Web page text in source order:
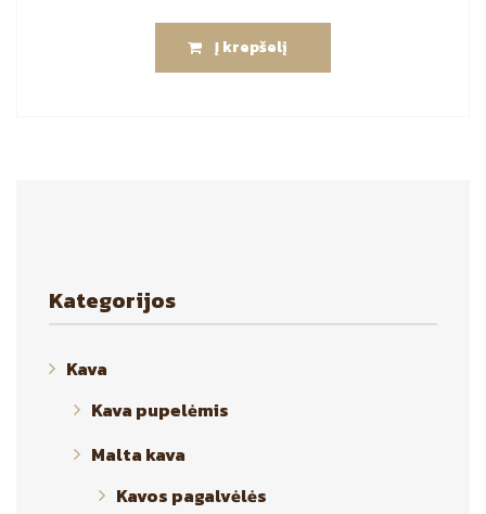
Į krepšelį
Kategorijos
Kava
Kava pupelėmis
Malta kava
Kavos pagalvėlės